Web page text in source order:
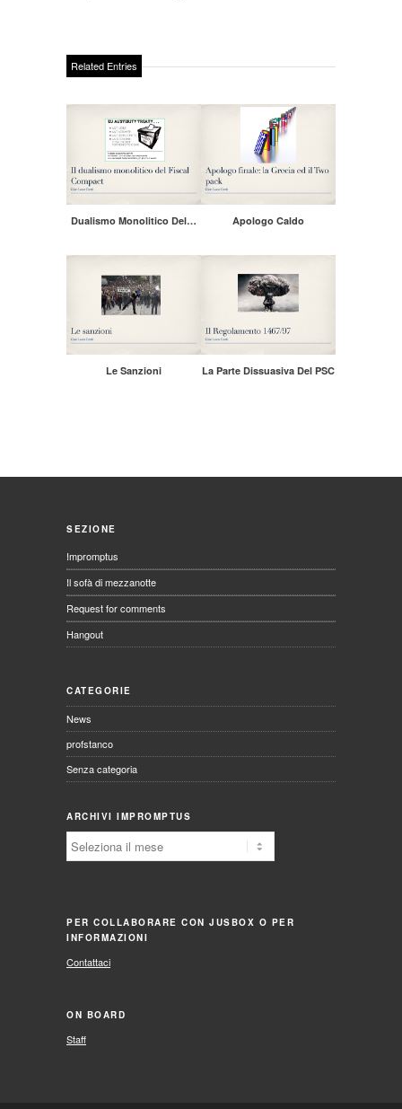
Related Entries
Dualismo Monolitico Del… Apologo Caldo
Le Sanzioni La Parte Dissuasiva Del PSC
SEZIONE
Impromptus
Il sofà di mezzanotte
Request for comments
Hangout
CATEGORIE
News
profstanco
Senza categoria
ARCHIVI IMPROMPTUS
Archivi
Impromptus
PER COLLABORARE CON JUSBOX O PER
INFORMAZIONI
Contattaci
ON BOARD
Staff